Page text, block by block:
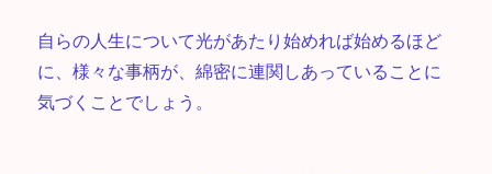
自らの人生について光があたり始めれば始めるほど
に、様々な事柄が、綿密に連関しあっていることに
気づくことでしょう。